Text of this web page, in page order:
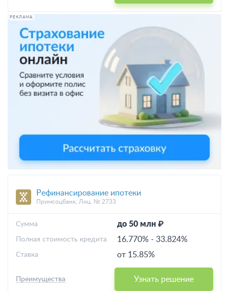
РЕКЛАМА
Рефинансирование ипотеки
Примсоцбанк, Лиц. № 2733
до 50 млн ₽
Cумма
16.770% - 33.824%
Полная стоимость кредита
от 15.85%
Ставка
Узнать решение
Преимущества